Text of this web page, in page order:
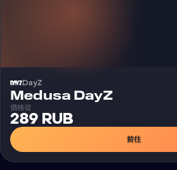
DayZ
Medusa DayZ
價格從
289 RUB
前往